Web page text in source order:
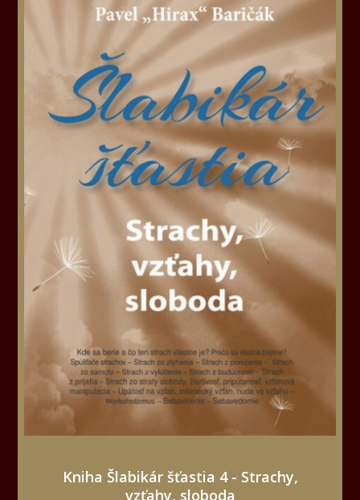
Kniha Šlabikár šťastia 4 - Strachy,
vzťahy, sloboda